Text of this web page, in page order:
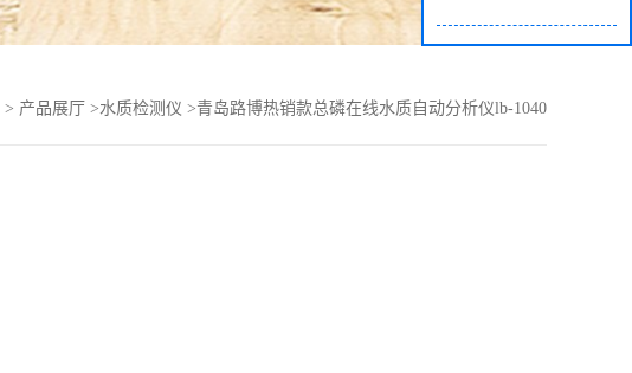
> 产品展厅 >水质检测仪 >青岛路博热销款总磷在线水质自动分析仪lb-1040